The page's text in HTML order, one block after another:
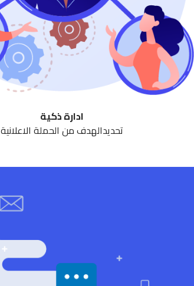
ادارة ذكية
تحديدالهدف من الحملة الاعلانية